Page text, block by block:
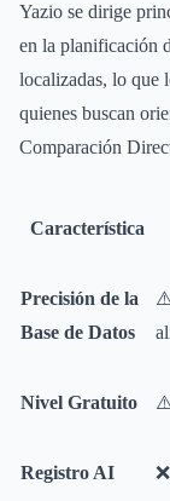
Yazio se dirige
en la planificación
localizadas, lo que
quienes buscan
Comparación
Característica
Precisión de la
Base de Datos
Nivel Gratuito
Registro AI